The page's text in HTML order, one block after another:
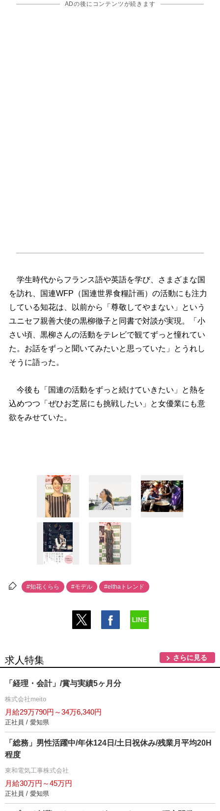
ADの後にコンテンツが続きます
学生時代からフランス語や英語を学び、さまざまな国
を訪れ、国連WFP（国連世界食糧計画）の活動にも注力
している知花は、以前から「尊敬してやまない」という
ユニセフ親善大使の黒柳徹子と同書で対談が実現。「小
さい頃、黒柳さんの活動をテレビで観てずっと憧れてい
た。お話をずっと聞いてみたいと思っていた」とうれし
そうに語った。
今後も「国連の活動をずっと続けていきたい」と熱を
込めつつ「ぜひお芝居にも挑戦したい」と女優業にも意
欲をみせていた。
#知花くらら #モデル #elthaトレンド
求人特集 さらに見る
「経理・会計」/賞与実績5ヶ月分
株式会社meito
月給29万790円～34万6,340円
正社員 / 愛知県
「総務」男性活躍中/年休124日/土日祝休み/残業月平均20H
程度
東和電気工事株式会社
月給30万円～45万円
正社員 / 愛知県